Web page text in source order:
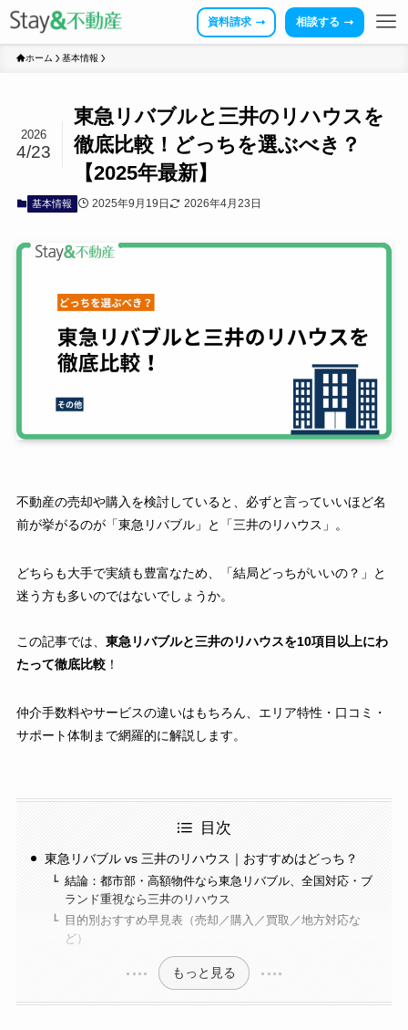
資料請求 相談する
ホーム 基本情報
東急リバブルと三井のリハウスを
徹底比較！どっちを選ぶべき？
【2025年最新】
2026
4/23
基本情報 2025年9月19日 2026年4月23日
不動産の売却や購入を検討していると、必ずと言っていいほど名
前が挙がるのが「東急リバブル」と「三井のリハウス」。
どちらも大手で実績も豊富なため、「結局どっちがいいの？」と
迷う方も多いのではないでしょうか。
この記事では、 東急リバブルと三井のリハウスを10項目以上にわ
たって徹底比較！
仲介手数料やサービスの違いはもちろん、エリア特性・口コミ・
サポート体制まで網羅的に解説します。
目次
東急リバブル vs 三井のリハウス｜おすすめはどっち？
結論：都市部・高額物件なら東急リバブル、全国対応・ブ
ランド重視なら三井のリハウス
目的別おすすめ早見表（売却／購入／買取／地方対応な
ど）
もっと見る